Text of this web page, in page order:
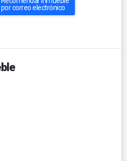
por correo electrónico